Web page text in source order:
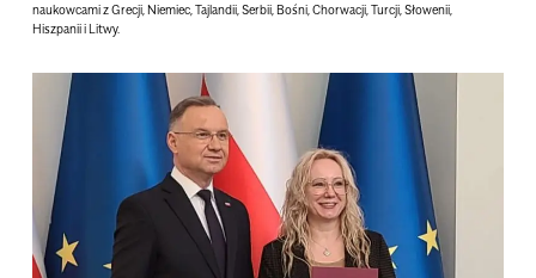
naukowcami z Grecji, Niemiec, Tajlandii, Serbii, Bośni, Chorwacji, Turcji, Słowenii,
Hiszpanii i Litwy.